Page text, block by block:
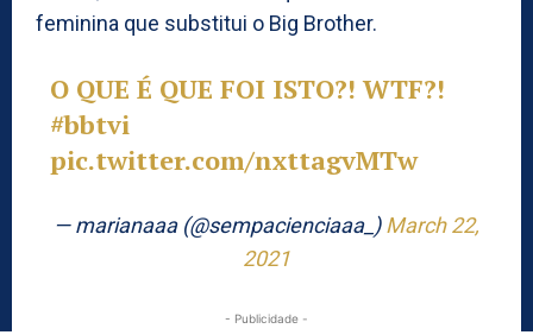
feminina que substitui o Big Brother.
O QUE É QUE FOI ISTO?! WTF?!
#bbtvi
pic.twitter.com/nxttagvMTw
— marianaaa (@sempacienciaaa_)March 22,
2021
- Publicidade -